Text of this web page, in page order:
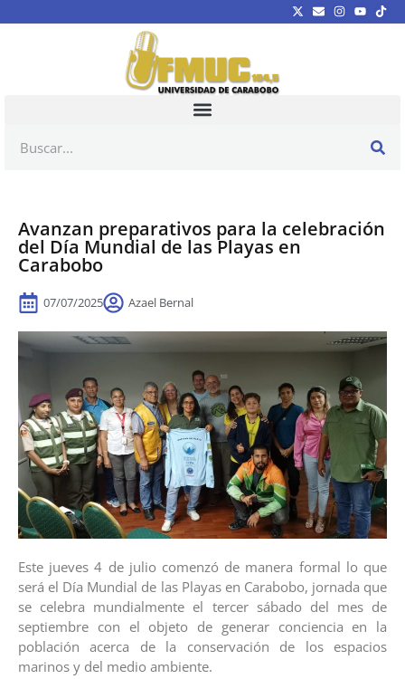
Avanzan preparativos para la celebración
del Día Mundial de las Playas en
Carabobo
07/07/2025 Azael Bernal
Este jueves 4 de julio comenzó de manera formal lo que
será el Día Mundial de las Playas en Carabobo, jornada que
se celebra mundialmente el tercer sábado del mes de
septiembre con el objeto de generar conciencia en la
población acerca de la conservación de los espacios
marinos y del medio ambiente.